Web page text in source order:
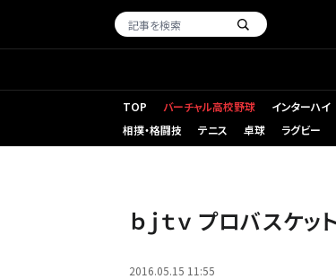
TOP バーチャル高校野球 インターハイ
相撲・格闘技
テニス 卓球 ラグビー
ｂｊｔｖ プロバスケ
2016.05.15 11:55